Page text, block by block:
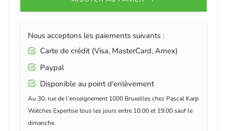
Nous acceptons les paiements suivants :
Carte de crédit (Visa, MasterCard, Amex)
Paypal
Disponible au point d'enlèvement
Au 30, rue de l’enseignement 1000 Bruxelles chez Pascal Karp
Watches Expertise tous les jours entre 10:00 et 19:00 sauf le
dimanche.